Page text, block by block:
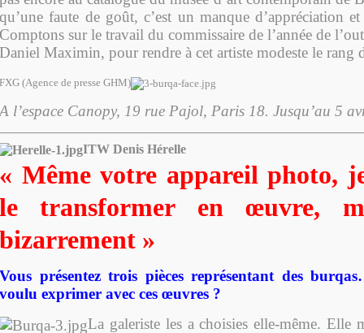
qu’une faute de goût, c’est un manque d’appréciation
Comptons sur le travail du commissaire de l’année de
Daniel Maximin, pour rendre à cet artiste modeste le rang
FXG (Agence de presse GHM)
A l’espace Canopy, 19 rue Pajol, Paris 18. Jusqu’au 5
ITW Denis Hérelle
« Même votre appareil photo,
le transformer en œuvre,
bizarrement »
Vous présentez trois pièces représentant des
voulu exprimer avec ces œuvres ?
La galeriste les a choisies elle-même.